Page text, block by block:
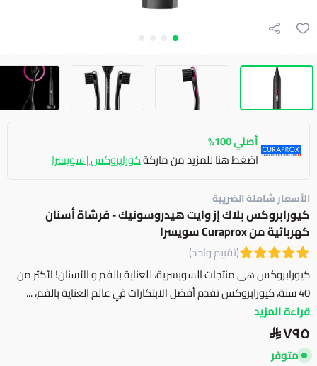
أصلي 100%
اضغط هنا للمزيد من ماركةكورابروكس | سويسرا
الأسعار شاملة الضريبة
كيورابروكس بلاك إز وايت هيدروسونيك - فرشاة أسنان
كهربائية من Curaprox سويسرا
(تقييم واحد)
كيورابروكس هى منتجات السويسرية، للعناية بالفم و الأسنان! لأكثر من
40 سنة، كيورابروكس تقدم أفضل الابتكارات في عالم العناية بالفم، ...
قراءة المزيد
٧٩٥
متوفر